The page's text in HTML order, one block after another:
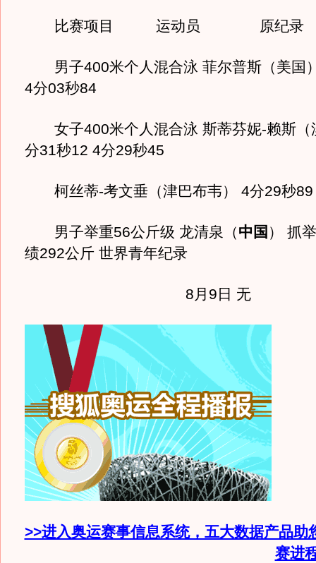
比赛项目 运动员 原纪录
男子400米个人混合泳 菲尔普斯（美国
4分03秒84
女子400米个人混合泳 斯蒂芬妮-赖斯（
分31秒12 4分29秒45
柯丝蒂-考文垂（津巴布韦） 4分29秒89
男子举重56公斤级 龙清泉（中国 ） 抓
绩292公斤 世界青年纪录
8月9日 无
>>进入奥运赛事信息系统，五大数据产品助
赛进